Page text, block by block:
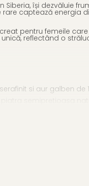
Siberia, își dezvăluie
rare captează energia
pentru femeile
reflectând o
si aur galben de